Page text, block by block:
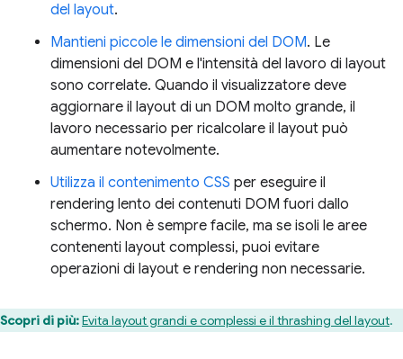
del layout.
Mantieni piccole le dimensioni del DOM. Le
dimensioni del DOM e l'intensità del lavoro di layout
sono correlate. Quando il visualizzatore deve
aggiornare il layout di un DOM molto grande, il
lavoro necessario per ricalcolare il layout può
aumentare notevolmente.
Utilizza il contenimento CSS per eseguire il
rendering lento dei contenuti DOM fuori dallo
schermo. Non è sempre facile, ma se isoli le aree
contenenti layout complessi, puoi evitare
operazioni di layout e rendering non necessarie.
Scopri di più:Evita layout grandi e complessi e il thrashing del layout.